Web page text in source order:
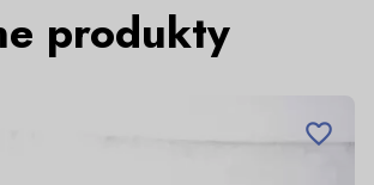
produkty
